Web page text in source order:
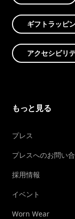
ギフトラッピ
アクセシビリ
もっと見る
プレス
プレスへのお問い
採用情報
イベント
Worn Wear